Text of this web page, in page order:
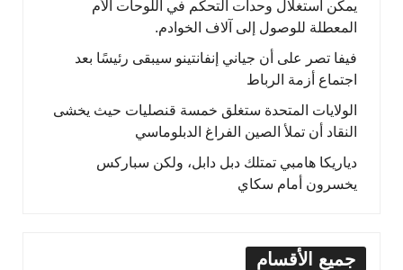
يمكن استغلال وحدات التحكم في اللوحات الأم
المعطلة للوصول إلى آلاف الخوادم.
فيفا تصر على أن جياني إنفانتينو سيبقى رئيسًا بعد
اجتماع أزمة الرباط
الولايات المتحدة ستغلق خمسة قنصليات حيث يخشى
النقاد أن تملأ الصين الفراغ الدبلوماسي
دياريكا هامبي تمتلك دبل دابل، ولكن سباركس
يخسرون أمام سكاي
جميع الأقسام